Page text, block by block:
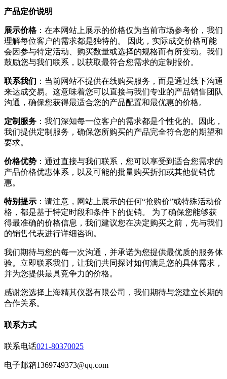
产品定价说明
展示价格：在本网站上展示的价格仅为当前市场参考价，我们
理解每位客户的需求都是独特的。 因此，实际成交价格可能
会因参与特定活动、购买数量或选择的规格而有所变动。我们
鼓励您与我们联系，以获取最符合您需求的定制报价。
联系我们 ：当前网站不提供在线购买服务，而是通过线下沟通
来达成交易。这意味着您可以直接与我们专业的产品销售团队
沟通，确保您获得最适合您的产品配置和最优惠的价格。
定制服务 ：我们深知每一位客户的需求都是个性化的。因此，
我们提供定制服务，确保您所购买的产品完全符合您的期望和
要求。
价格优势 ：通过直接与我们联系，您可以享受到适合您需求的
产品价格优惠体系，以及可能的批量购买折扣或其他促销优
惠。
特别提示 ：请注意，网站上展示的任何“抢购价”或特殊活动价
格，都是基于特定时段和条件下的促销。 为了确保您能够获
得最准确的价格信息，我们建议您在决定购买之前，先与我们
的销售代表进行详细咨询。
我们期待与您的每一次沟通，并承诺为您提供最优质的服务体
验。立即联系我们，让我们共同探讨如何满足您的具体需求，
并为您提供最具竞争力的价格。
感谢您选择上海精其仪器有限公司，我们期待与您建立长期的
合作关系。
联系方式
联系电话021-80370025
电子邮箱1369749373@qq.com